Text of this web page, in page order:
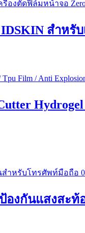
สำหรั
องกันแสงสะ